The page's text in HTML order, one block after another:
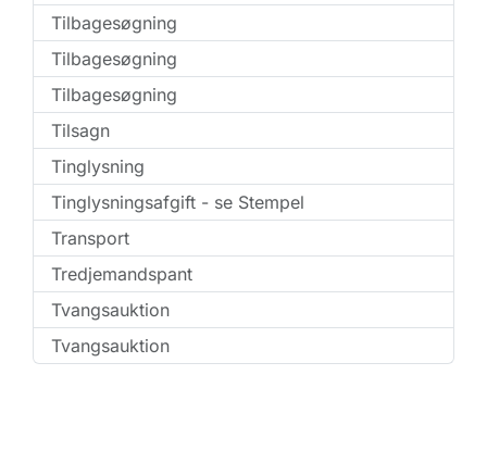
Tilbagesøgning
Tilbagesøgning
Tilbagesøgning
Tilsagn
Tinglysning
Tinglysningsafgift - se Stempel
Transport
Tredjemandspant
Tvangsauktion
Tvangsauktion